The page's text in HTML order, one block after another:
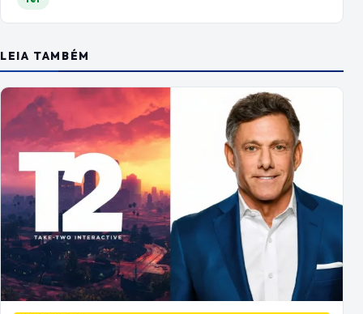
LEIA TAMBÉM